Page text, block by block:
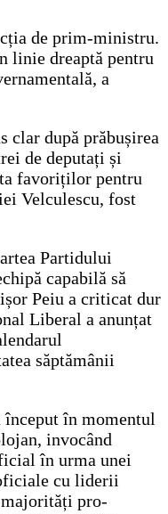
de prim-ministru.
linie dreaptă pentru
a
clar după prăbușirea
de deputați și
favoriților pentru
Velculescu, fost
Partidului
capabilă să
Peiu a criticat dur
Liberal a anunțat
săptămânii
în momentul
invocând
în urma unei
cu liderii
majorități pro-